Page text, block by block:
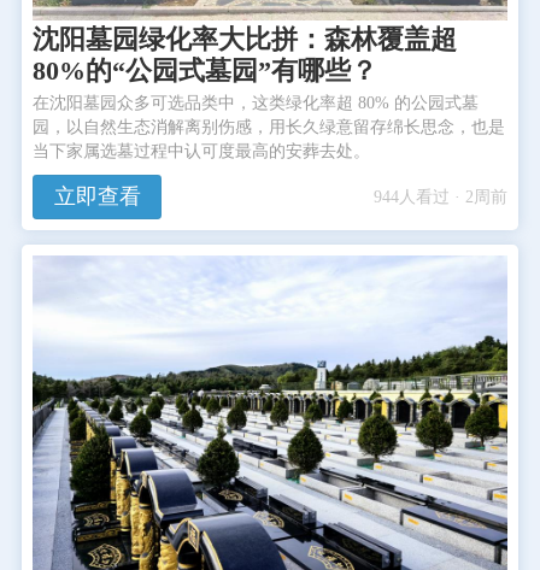
沈阳墓园绿化率大比拼：森林覆盖超
80%的“公园式墓园”有哪些？
在沈阳墓园众多可选品类中，这类绿化率超 80% 的公园式墓
园，以自然生态消解离别伤感，用长久绿意留存绵长思念，也是
当下家属选墓过程中认可度最高的安葬去处。
立即查看 944人看过 · 2周前